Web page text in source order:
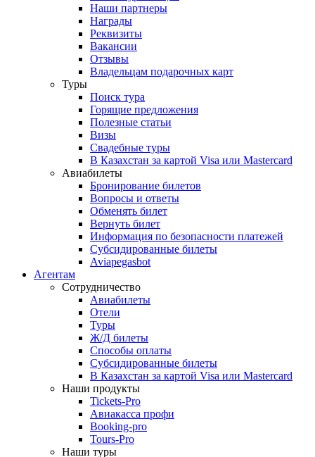
Наши партнеры
Награды
Реквизиты
Вакансии
Отзывы
Владельцам подарочных карт
Туры
Поиск тура
Горящие предложения
Полезные статьи
Визы
Свадебные туры
В Казахстан за картой Visa или Masterсard
Авиабилеты
Бронирование билетов
Вопросы и ответы
Обменять билет
Вернуть билет
Информация по безопасности платежей
Субсидированные билеты
Aviapegasbot
Агентам
Сотрудничество
Авиабилеты
Отели
Туры
Ж/Д билеты
Способы оплаты
Субсидированные билеты
В Казахстан за картой Visa или Masterсard
Наши продукты
Tickets-Pro
Авиакасса профи
Booking-pro
Tours-Pro
Наши туры